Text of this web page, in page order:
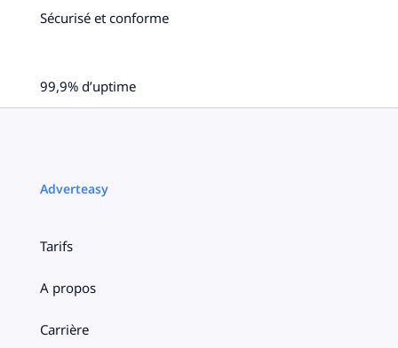
Sécurisé et conforme
99,9% d’uptime
Adverteasy
Tarifs
A propos
Carrière